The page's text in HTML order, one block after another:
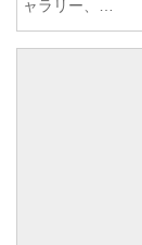
ャラリー、…